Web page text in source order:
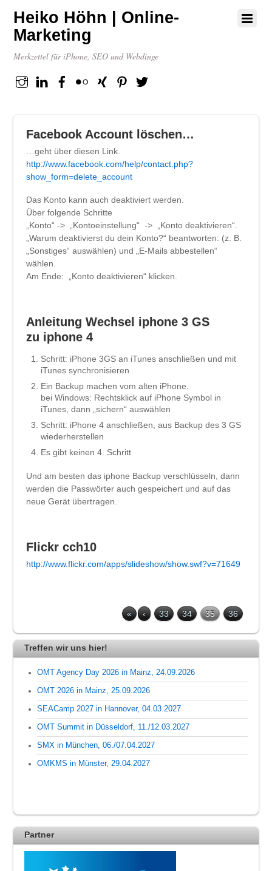
Heiko Höhn | Online-
Marketing
Merkzettel für iPhone, SEO und Webdinge
InstagramLinkedinFacebook
flickr XING Pinterest
Facebook Account löschen…
…geht über diesen Link.
http://www.facebook.com/help/contact.php?
show_form=delete_account
Das Konto kann auch deaktiviert werden.
Über folgende Schritte
„Konto“ -> „Kontoeinstellung“ -> „Konto deaktivieren“.
„Warum deaktivierst du dein Konto?“ beantworten: (z. B.
„Sonstiges“ auswählen) und „E-Mails abbestellen“
wählen.
Am Ende: „Konto deaktivieren“ klicken.
Anleitung Wechsel iphone 3 GS
zu iphone 4
Schritt: iPhone 3GS an iTunes anschließen und mit
iTunes synchronisieren
Ein Backup machen vom alten iPhone.
bei Windows: Rechtsklick auf iPhone Symbol in
iTunes, dann „sichern“ auswählen
Schritt: iPhone 4 anschließen, aus Backup des 3 GS
wiederherstellen
Es gibt keinen 4. Schritt
Und am besten das iphone Backup verschlüsseln, dann
werden die Passwörter auch gespeichert und auf das
neue Gerät übertragen.
Flickr cch10
http://www.flickr.com/apps/slideshow/show.swf?v=71649
« ‹ 33 34 35 36
Treffen wir uns hier!
OMT Agency Day 2026 in Mainz, 24.09.2026
OMT 2026 in Mainz, 25.09.2026
SEACamp 2027 in Hannover, 04.03.2027
OMT Summit in Düsseldorf, 11./12.03.2027
SMX in München, 06./07.04.2027
OMKMS in Münster, 29.04.2027
Partner